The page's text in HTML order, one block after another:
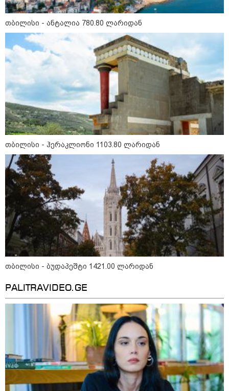
თბილისი - ანტალია 780.80
ლარიდან
თბილისი - ჰერაკლიონი 1103.80
ლარიდან
თბილისი - ბუდაპეშტი 1421.00
ლარიდან
თბილისი - რომი 1764.80 ლარიდან
მნიშვნელოვანი ინფორმაცია
თბილისი - ანტალია 780.80 ლარიდან
თბილისი - ჰერაკლიონი 1103.80 ლარიდან
თბილისი - ბუდაპეშტი 1421.00 ლარიდან
PALITRAVIDEO.GE